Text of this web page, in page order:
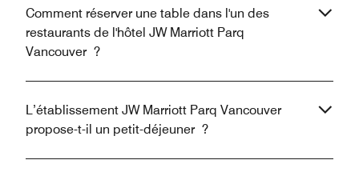
Comment réserver une table dans l'un des
restaurants de l'hôtel JW Marriott Parq
Vancouver ?
L’établissement JW Marriott Parq Vancouver
propose-t-il un petit-déjeuner ?